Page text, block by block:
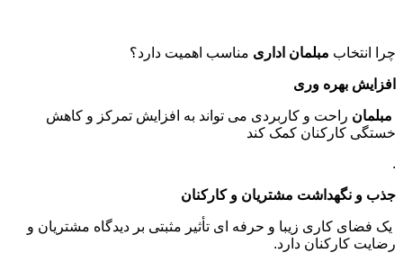
چرا انتخاب مبلمان اداری مناسب اهمیت دارد؟
افزایش بهره وری
مبلمان راحت و کاربردی می تواند به افزایش تمرکز و کاهش
خستگی کارکنان کمک کند
.
جذب و نگهداشت مشتریان و کارکنان
یک فضای کاری زیبا و حرفه ای تأثیر مثبتی بر دیدگاه مشتریان و
رضایت کارکنان دارد.